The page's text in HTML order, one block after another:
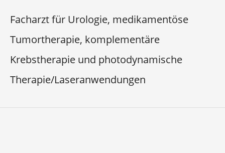
Facharzt für Urologie, medikamentöse
Tumortherapie, komplementäre
Krebstherapie und photodynamische
Therapie/Laseranwendungen